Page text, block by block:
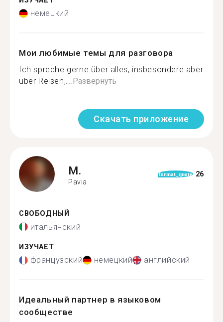
немецкий
Мои любимые темы для разговора
Ich spreche gerne über alles, insbesondere aber
über Reisen,...Развернуть
Скачать приложение
M.
Pavia
format_quote 26
СВОБОДНЫЙ
итальянский
ИЗУЧАЕТ
французский немецкий английский
Идеальный партнер в языковом
сообществе